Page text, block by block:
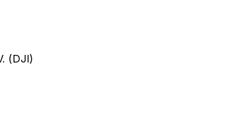
(DJI)